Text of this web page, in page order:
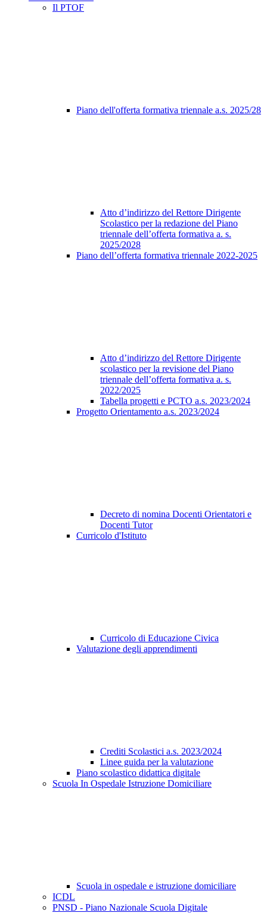
Il PTOF
Piano dell'offerta formativa triennale a.s. 2025/28
Atto d’indirizzo del Rettore Dirigente
Scolastico per la redazione del Piano
triennale dell’offerta formativa a. s.
2025/2028
Piano dell’offerta formativa triennale 2022-2025
Atto d’indirizzo del Rettore Dirigente
scolastico per la revisione del Piano
triennale dell’offerta formativa a. s.
2022/2025
Tabella progetti e PCTO a.s. 2023/2024
Progetto Orientamento a.s. 2023/2024
Decreto di nomina Docenti Orientatori e
Docenti Tutor
Curricolo d'Istituto
Curricolo di Educazione Civica
Valutazione degli apprendimenti
Crediti Scolastici a.s. 2023/2024
Linee guida per la valutazione
Piano scolastico didattica digitale
Scuola In Ospedale Istruzione Domiciliare
Scuola in ospedale e istruzione domiciliare
ICDL
PNSD - Piano Nazionale Scuola Digitale